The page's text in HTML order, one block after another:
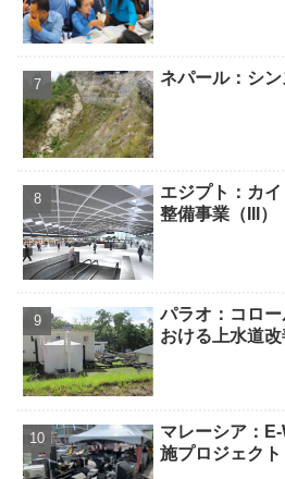
ネパール：シ
エジプト：カ
整備事業（III）
パラオ：コロ
おける上水道
マレーシア：
施プロジェクト